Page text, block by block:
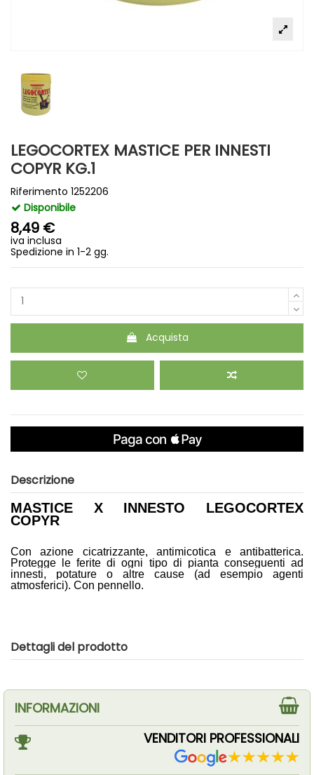
LEGOCORTEX MASTICE PER INNESTI
COPYR KG.1
Riferimento 1252206
Disponibile
8,49 €
iva inclusa
Spedizione in 1-2 gg.
Acquista
Descrizione
MASTICE X INNESTO LEGOCORTEX
COPYR
Con azione cicatrizzante, antimicotica e antibatterica.
Protegge le ferite di ogni tipo di pianta conseguenti ad
innesti, potature o altre cause (ad esempio agenti
atmosferici). Con pennello.
Dettagli del prodotto
INFORMAZIONI
VENDITORI PROFESSIONALI